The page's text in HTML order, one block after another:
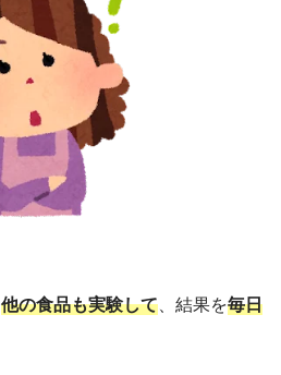
他の食品も実験して、結果を毎日